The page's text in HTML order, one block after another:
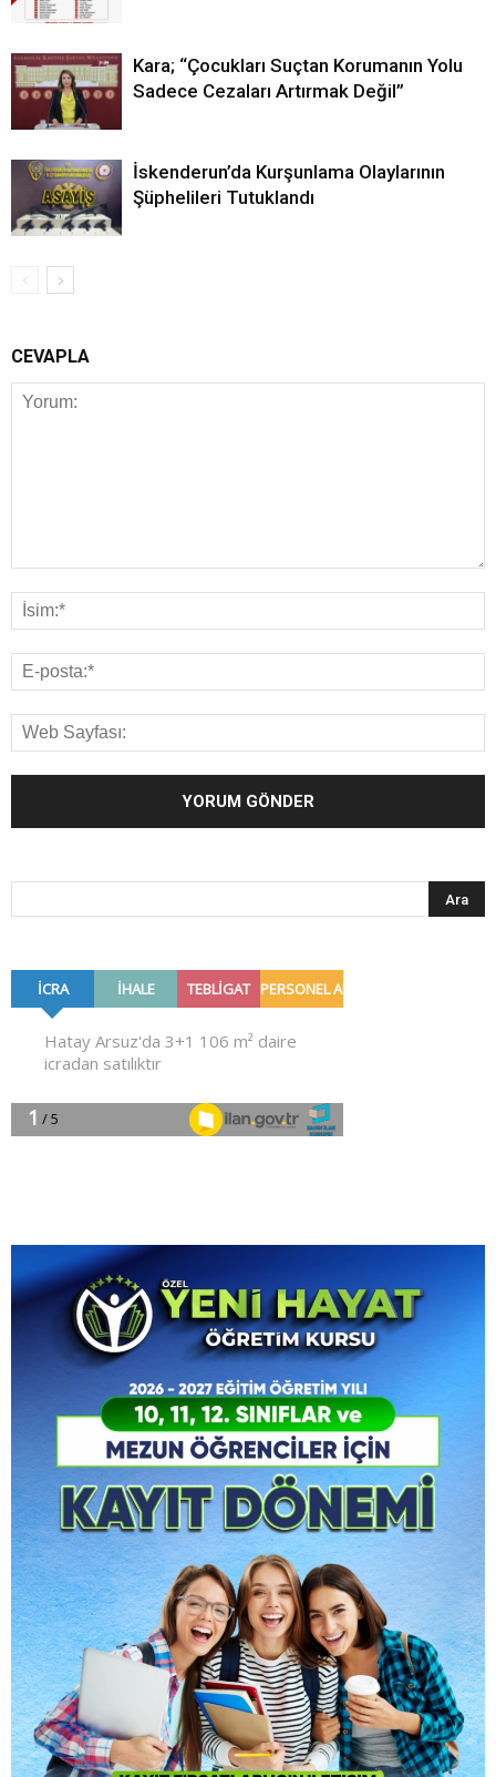
Kara; “Çocukları Suçtan Korumanın Yolu
Sadece Cezaları Artırmak Değil”
İskenderun’da Kurşunlama Olaylarının
Şüphelileri Tutuklandı
CEVAPLA